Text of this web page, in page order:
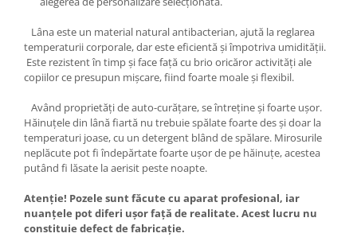
Lâna este un material natural antibacterian, ajută la reglarea
temperaturii corporale, dar este eficientă și împotriva umidității.
Este rezistent în timp și face față cu brio oricăror activități ale
copiilor ce presupun mișcare, fiind foarte moale și flexibil.
Având proprietăți de auto-curățare, se întreține și foarte ușor.
Hăinuțele din lână fiartă nu trebuie spălate foarte des și doar la
temperaturi joase, cu un detergent blând de spălare. Mirosurile
neplăcute pot fi îndepărtate foarte ușor de pe hăinuțe, acestea
putând fi lăsate la aerisit peste noapte.
Atenție! Pozele sunt făcute cu aparat profesional, iar
nuanțele pot diferi ușor față de realitate. Acest lucru nu
constituie defect de fabricație.